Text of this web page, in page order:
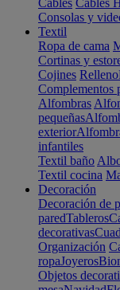
Cables Cables
Consolas y
Textil
Ropa de cama
Cortinas y
Cojines Relleno
Complementos
Alfombras
pequeñas
exterior
infantiles
Textil baño
Textil cocina
Decoración
Decoración de
paredTableros
decorativas
Organización
ropaJoyeros
Objetos